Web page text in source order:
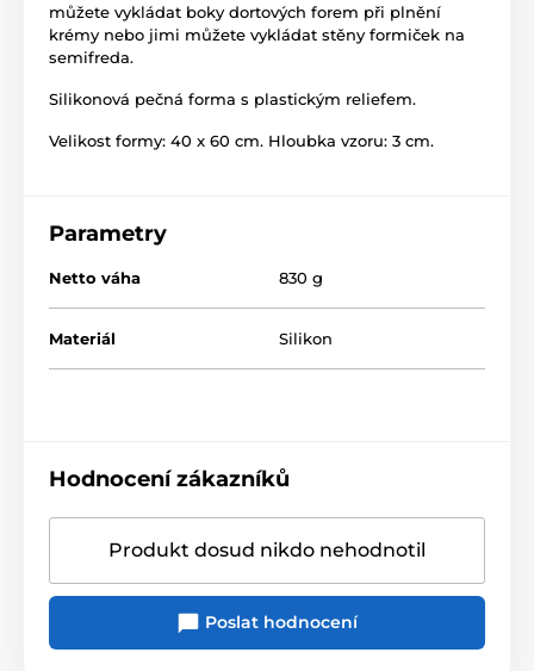
můžete vykládat boky dortových forem při plnění
krémy nebo jimi můžete vykládat stěny formiček na
semifreda.
Silikonová pečná forma s plastickým reliefem.
Velikost formy: 40 x 60 cm. Hloubka vzoru: 3 cm.
Parametry
Netto váha 830 g
Materiál Silikon
Hodnocení zákazníků
Produkt dosud nikdo nehodnotil
Poslat hodnocení